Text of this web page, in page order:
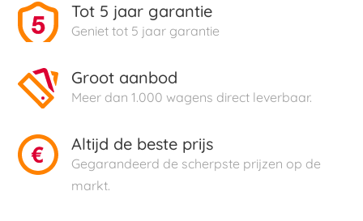
Tot 5 jaar garantie
Geniet tot 5 jaar garantie
Groot aanbod
Meer dan 1.000 wagens direct leverbaar.
Altijd de beste prijs
Gegarandeerd de scherpste prijzen op de
markt.